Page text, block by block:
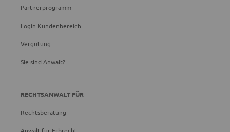
Partnerprogramm
Login Kundenbereich
Vergütung
Sie sind Anwalt?
RECHTSANWALT FÜR
Rechtsberatung
Anwalt für Erbrecht